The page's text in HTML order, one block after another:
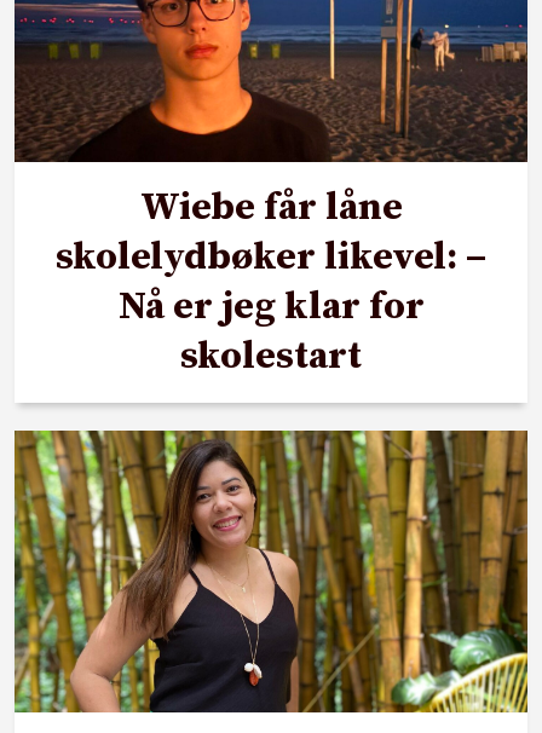
Wiebe får låne
skolelydbøker likevel: –
Nå er jeg klar for
skolestart